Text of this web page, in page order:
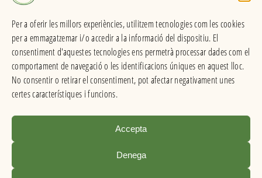
Per a oferir les millors experiències, utilitzem tecnologies com les cookies
per a emmagatzemar i/o accedir a la informació del dispositiu. El
consentiment d'aquestes tecnologies ens permetrà processar dades com el
comportament de navegació o les identificacions úniques en aquest lloc.
No consentir o retirar el consentiment, pot afectar negativament unes
certes característiques i funcions.
Accepta
Denega
Carrer dels Banys, 31 (La Garriga) >>
Horari
De dilluns a divendres
Matins: 9h – 13:30h
Tardes: 16:30h – 20h
Dissabes: 9h – 13:30h
El Rebost del Pou Calent . Productes a granel